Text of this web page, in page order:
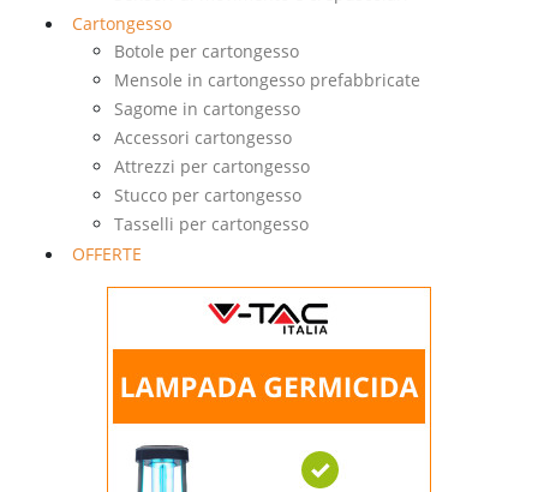
Cartongesso
Botole per cartongesso
Mensole in cartongesso prefabbricate
Sagome in cartongesso
Accessori cartongesso
Attrezzi per cartongesso
Stucco per cartongesso
Tasselli per cartongesso
OFFERTE